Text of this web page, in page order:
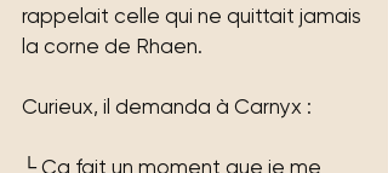
rappelait celle qui ne quittait jamais
la corne de Rhaen.
Curieux, il demanda à Carnyx :
└ Ça fait un moment que je me